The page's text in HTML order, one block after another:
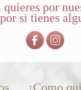
quieres por
si tienes
… ¿Como